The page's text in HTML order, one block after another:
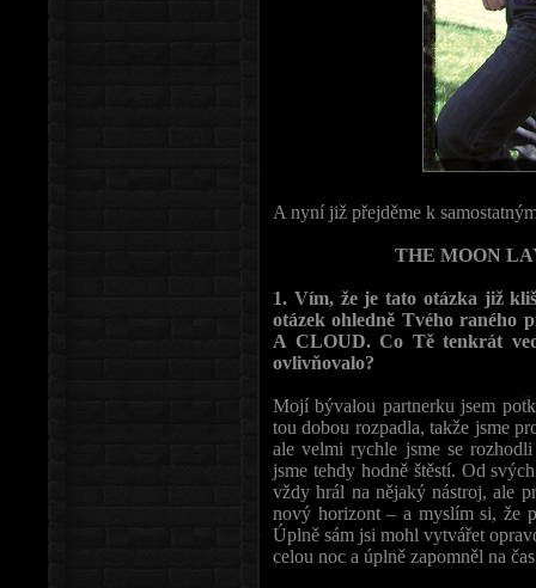
A nyní již přejděme k
THE MOON
1. Vím, že je tato otázka již
otázek ohledně Tvého
A CLOUD. Co Tě tenkrát
ovlivňovalo?
Mojí bývalou partnerku jsem
tou dobou rozpadla, takže jsme
ale velmi rychle jsme se
jsme tehdy hodně štěstí. Od
vždy hrál na nějaký nástroj, ale
nový horizont – a myslím si, že
Úplně sám jsi mohl vytvářet
celou noc a úplně zapomněl na